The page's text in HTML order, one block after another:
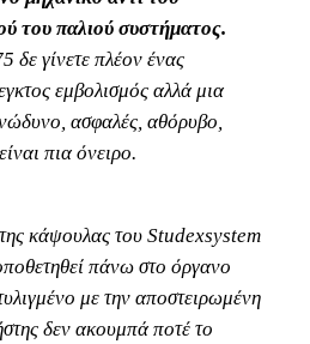
του παλιού συστήματος.
γίνετε πλέον ένας
εμβολισμός αλλά μια
ασφαλές, αθόρυβο,
πια όνειρο.
κάψουλας του Studexsystem
πάνω στο όργανο
με την αποστειρωμένη
δεν ακουμπά ποτέ το